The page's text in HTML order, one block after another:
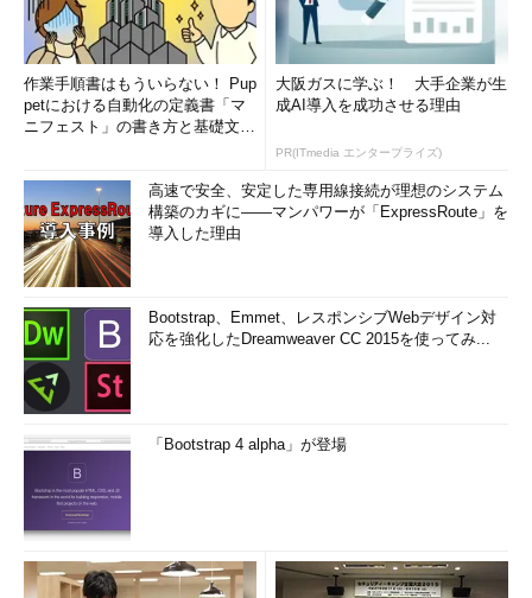
作業手順書はもういらない！ Pup
petにおける自動化の定義書「マ
ニフェスト」の書き方と基礎文法
大阪ガスに学ぶ！ 大手企業が生
成AI導入を成功させる理由
PR(ITmedia エンタープライズ)
高速で安全、安定した専用線接続が理想のシステム
構築のカギに――マンパワーが「ExpressRoute」を
導入した理由
Bootstrap、Emmet、レスポンシブWebデザイン対
応を強化したDreamweaver CC 2015を使ってみ...
「Bootstrap 4 alpha」が登場